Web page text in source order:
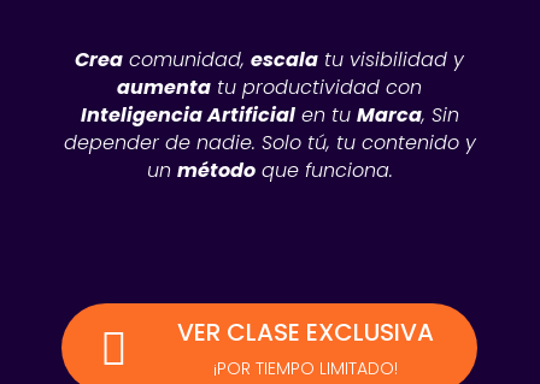
Crea comunidad,escala tu visibilidad y
aumenta tu productividad con
Inteligencia Artificialen tu Marca, Sin
depender de nadie. Solo tú, tu contenido y
un métodoque funciona.
 VER CLASE EXCLUSIVA
¡POR TIEMPO LIMITADO!